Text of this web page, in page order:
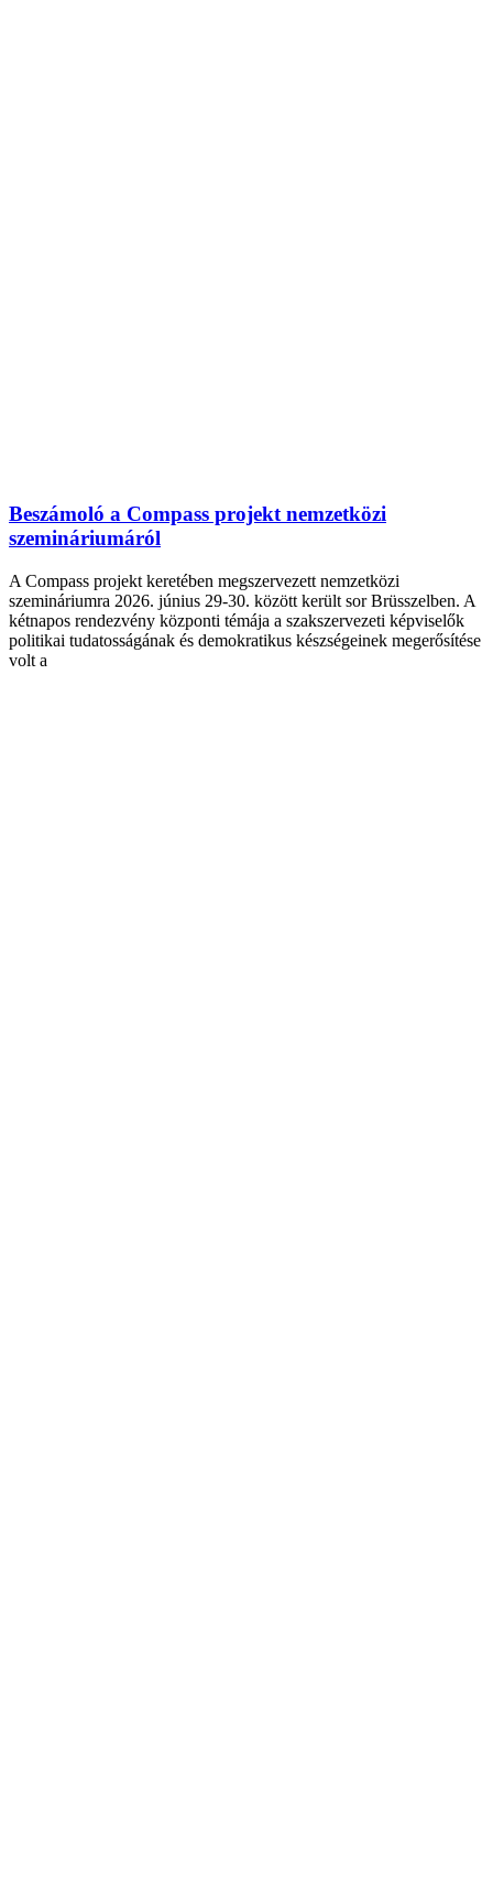
Beszámoló a Compass projekt nemzetközi
szemináriumáról
A Compass projekt keretében megszervezett nemzetközi
szemináriumra 2026. június 29-30. között került sor Brüsszelben. A
kétnapos rendezvény központi témája a szakszervezeti képviselők
politikai tudatosságának és demokratikus készségeinek megerősítése
volt a